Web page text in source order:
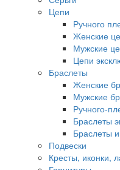
Цепи
Ручного
Женские
Мужские
Цепи
Браслеты
Женские
Мужские
Ручного-
Браслеты
Браслеты
Подвески
Кресты, иконки,